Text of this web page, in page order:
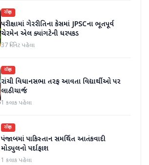
રાષ્ટ્રીય
પરીક્ષામાં ગેરરીતિના કેસમાં JPSCના ભૂતપૂર્વ
ચેરમેન એલ ક્યાંગટેની ધરપકડ
37 મિનિટ પહેલા
રાષ્ટ્રીય
રાંચી વિધાનસભા તરફ આવતા વિદ્યાર્થીઓ પર
લાઠીચાર્જ
1 કલાક પહેલા
રાષ્ટ્રીય
પંજાબમાં પાકિસ્તાન સમર્થિત આતંકવાદી
મોડ્યુલનો પર્દાફાશ
1 કલાક પહેલા